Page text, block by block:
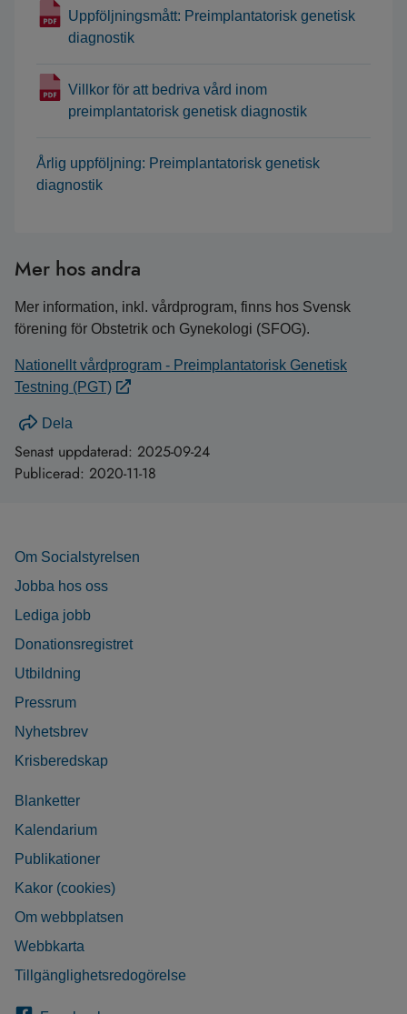
Uppföljningsmått: Preimplantatorisk genetisk
diagnostik
Villkor för att bedriva vård inom
preimplantatorisk genetisk diagnostik
Årlig uppföljning: Preimplantatorisk genetisk
diagnostik
Mer hos andra
Mer information, inkl. vårdprogram, finns hos Svensk
förening för Obstetrik och Gynekologi (SFOG).
Nationellt vårdprogram - Preimplantatorisk Genetisk
Testning (PGT)
Dela
Senast uppdaterad: 2025-09-24
Publicerad: 2020-11-18
Om Socialstyrelsen
Jobba hos oss
Lediga jobb
Donationsregistret
Utbildning
Pressrum
Nyhetsbrev
Krisberedskap
Blanketter
Kalendarium
Publikationer
Kakor (cookies)
Om webbplatsen
Webbkarta
Tillgänglighetsredogörelse